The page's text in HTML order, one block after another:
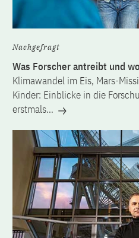
Nachgefragt
Was Forscher antreibt und
Klimawandel im Eis, Mars-
Kinder: Einblicke in die
erstmals…